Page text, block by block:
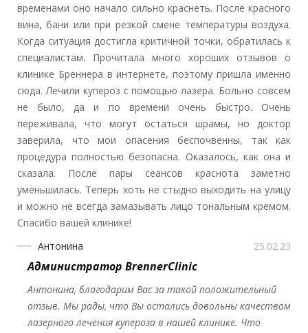
временами оно начало сильно краснеть. После красного
вина, бани или при резкой смене температуры воздуха.
Когда ситуация достигла критичной точки, обратилась к
специалистам. Прочитала много хороших отзывов о
клинике Бреннера в интернете, поэтому пришла именно
сюда. Лечили купероз с помощью лазера. Больно совсем
не было, да и по времени очень быстро. Очень
переживала, что могут остаться шрамы, но доктор
заверила, что мои опасения беспочвенны, так как
процедура полностью безопасна. Оказалось, как она и
сказала. После пары сеансов краснота заметно
уменьшилась. Теперь хоть не стыдно выходить на улицу
и можно не всегда замазывать лицо тональным кремом.
Спасибо вашей клинике!
Антонина
25.02.23
Администратор BrennerClinic
Антонина, благодарим Вас за такой положительный
отзыв. Мы рады, что Вы остались довольны качеством
лазерного лечения купероза в нашей клинике. Что